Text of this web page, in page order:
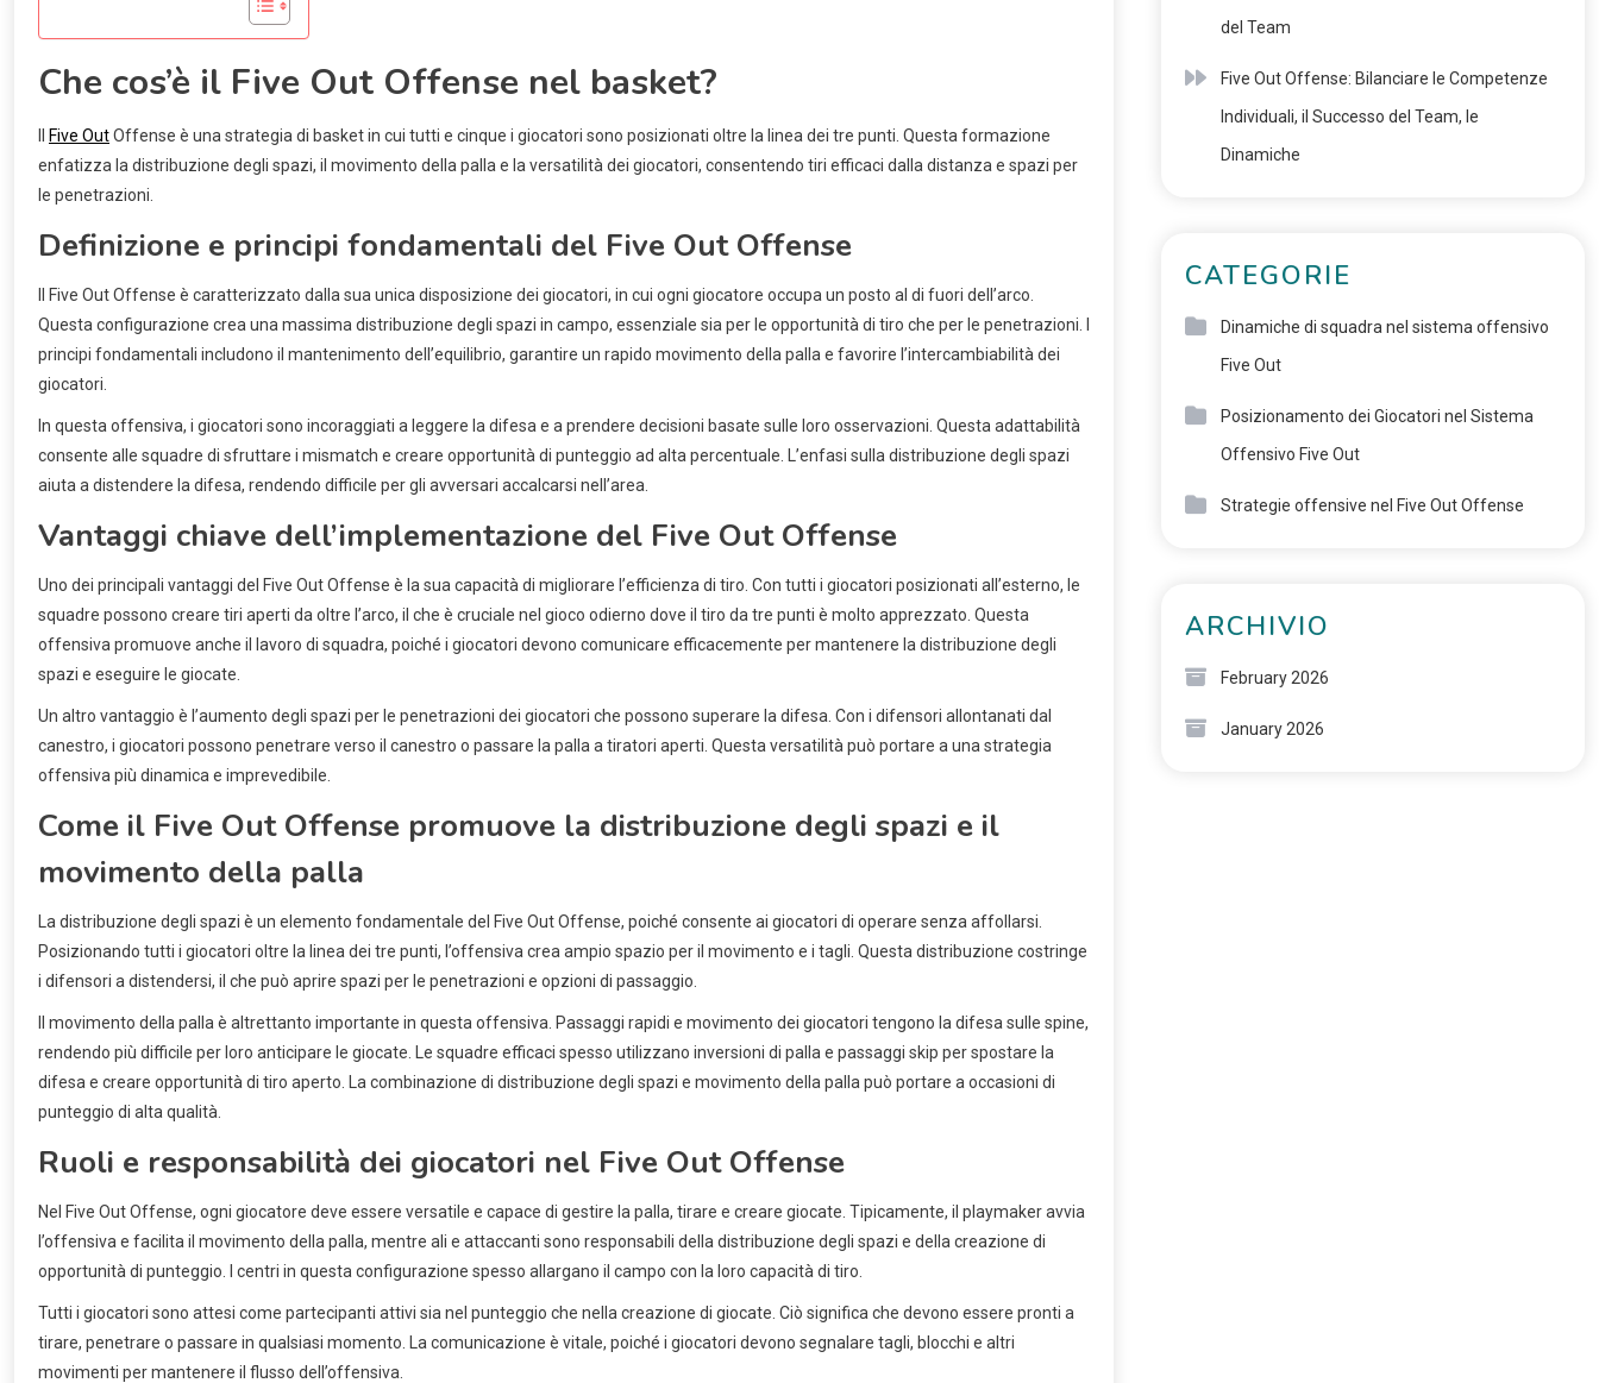
Che cos’è il Five Out Offense nel basket?
Five OutOffense è una strategia di basket in cui tutti e cinque i giocatori sono posizionati oltre la linea dei tre punti. Questa formazione
enfatizza la distribuzione degli spazi, il movimento della palla e la versatilità dei giocatori, consentendo tiri efficaci dalla distanza e spazi per
le penetrazioni.
Definizione e principi fondamentali del Five Out Offense
Il Five Out Offense è caratterizzato dalla sua unica disposizione dei giocatori, in cui ogni giocatore occupa un posto al di fuori dell’arco.
Questa configurazione crea una massima distribuzione degli spazi in campo, essenziale sia per le opportunità di tiro che per le penetrazioni. I
principi fondamentali includono il mantenimento dell’equilibrio, garantire un rapido movimento della palla e favorire l’intercambiabilità dei
giocatori.
In questa offensiva, i giocatori sono incoraggiati a leggere la difesa e a prendere decisioni basate sulle loro osservazioni. Questa adattabilità
consente alle squadre di sfruttare i mismatch e creare opportunità di punteggio ad alta percentuale. L’enfasi sulla distribuzione degli spazi
aiuta a distendere la difesa, rendendo difficile per gli avversari accalcarsi nell’area.
Vantaggi chiave dell’implementazione del Five Out Offense
Uno dei principali vantaggi del Five Out Offense è la sua capacità di migliorare l’efficienza di tiro. Con tutti i giocatori posizionati all’esterno, le
squadre possono creare tiri aperti da oltre l’arco, il che è cruciale nel gioco odierno dove il tiro da tre punti è molto apprezzato. Questa
offensiva promuove anche il lavoro di squadra, poiché i giocatori devono comunicare efficacemente per mantenere la distribuzione degli
spazi e eseguire le giocate.
Un altro vantaggio è l’aumento degli spazi per le penetrazioni dei giocatori che possono superare la difesa. Con i difensori allontanati dal
canestro, i giocatori possono penetrare verso il canestro o passare la palla a tiratori aperti. Questa versatilità può portare a una strategia
offensiva più dinamica e imprevedibile.
Come il Five Out Offense promuove la distribuzione degli spazi e il
movimento della palla
La distribuzione degli spazi è un elemento fondamentale del Five Out Offense, poiché consente ai giocatori di operare senza affollarsi.
Posizionando tutti i giocatori oltre la linea dei tre punti, l’offensiva crea ampio spazio per il movimento e i tagli. Questa distribuzione costringe
i difensori a distendersi, il che può aprire spazi per le penetrazioni e opzioni di passaggio.
Il movimento della palla è altrettanto importante in questa offensiva. Passaggi rapidi e movimento dei giocatori tengono la difesa sulle spine,
rendendo più difficile per loro anticipare le giocate. Le squadre efficaci spesso utilizzano inversioni di palla e passaggi skip per spostare la
difesa e creare opportunità di tiro aperto. La combinazione di distribuzione degli spazi e movimento della palla può portare a occasioni di
punteggio di alta qualità.
Ruoli e responsabilità dei giocatori nel Five Out Offense
Nel Five Out Offense, ogni giocatore deve essere versatile e capace di gestire la palla, tirare e creare giocate. Tipicamente, il playmaker avvia
l’offensiva e facilita il movimento della palla, mentre ali e attaccanti sono responsabili della distribuzione degli spazi e della creazione di
opportunità di punteggio. I centri in questa configurazione spesso allargano il campo con la loro capacità di tiro.
Tutti i giocatori sono attesi come partecipanti attivi sia nel punteggio che nella creazione di giocate. Ciò significa che devono essere pronti a
tirare, penetrare o passare in qualsiasi momento. La comunicazione è vitale, poiché i giocatori devono segnalare tagli, blocchi e altri
movimenti per mantenere il flusso dell’offensiva.
del Team
Five Out Offense: Bilanciare le Competenze
Individuali, il Successo del Team, le
Dinamiche
CATEGORIE
Dinamiche di squadra nel sistema offensivo
Five Out
Posizionamento dei Giocatori nel Sistema
Offensivo Five Out
Strategie offensive nel Five Out Offense
ARCHIVIO
February 2026
January 2026